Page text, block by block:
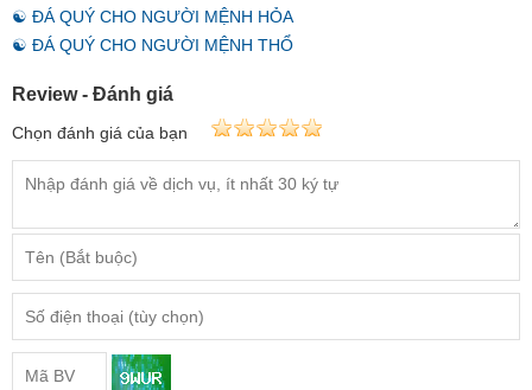
☯ ĐÁ QUÝ CHO NGƯỜI MỆNH HỎA
☯ ĐÁ QUÝ CHO NGƯỜI MỆNH THỔ
Review - Đánh giá
Chọn đánh giá của bạn